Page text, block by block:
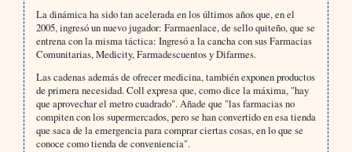
La dinámica ha sido tan acelerada en los últimos años que, en el
2005, ingresó un nuevo jugador: Farmaenlace, de sello quiteño, que se
entrena con la misma táctica: Ingresó a la cancha con sus Farmacias
Comunitarias, Medicity, Farmadescuentos y Difarmes.
Las cadenas además de ofrecer medicina, también exponen productos
de primera necesidad. Coll expresa que, como dice la máxima, "hay
que aprovechar el metro cuadrado". Añade que "las farmacias no
compiten con los supermercados, pero se han convertido en esa tienda
que saca de la emergencia para comprar ciertas cosas, en lo que se
conoce como tienda de conveniencia".